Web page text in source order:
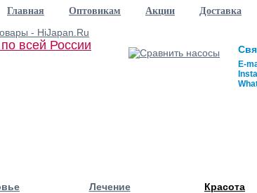
Главная Оптовикам Акции Доставка
всей России
E-
Лечение Красота